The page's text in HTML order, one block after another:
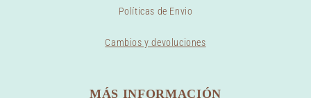
Políticas de Envio
Cambios y devoluciones
MÁS INFORMACIÓN